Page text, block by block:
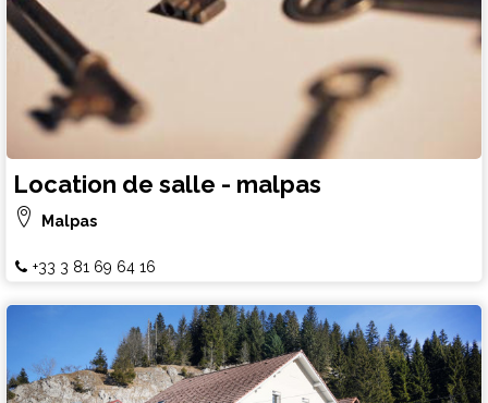
Location de salle - malpas
Malpas
+33 3 81 69 64 16